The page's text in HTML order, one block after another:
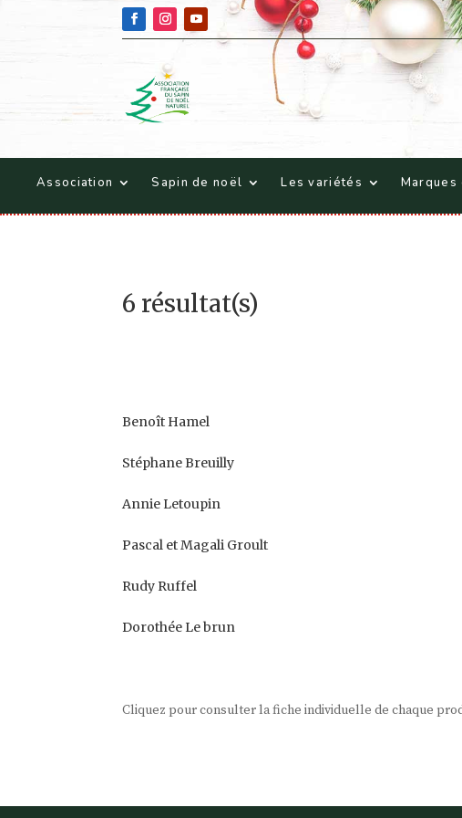
Association Sapin de noël Les variétés Marques
6 résultat(s)
Benoît Hamel
Stéphane Breuilly
Annie Letoupin
Pascal et Magali Groult
Rudy Ruffel
Dorothée Le brun
Cliquez pour consulter la fiche individuelle de chaque